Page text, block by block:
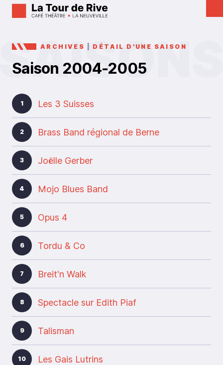
ARCHIVES DÉTAIL D'UNE SAISON
Saison 2004-2005
1 Les 3 Suisses
2 Brass Band régional de Berne
3 Joëlle Gerber
4 Mojo Blues Band
5 Opus 4
6 Tordu & Co
7 Breit'n Walk
8 Spectacle sur Edith Piaf
9 Talisman
10 Les Gais Lutrins